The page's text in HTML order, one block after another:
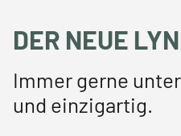
DER NEUE
Immer gerne
und einzigartig.